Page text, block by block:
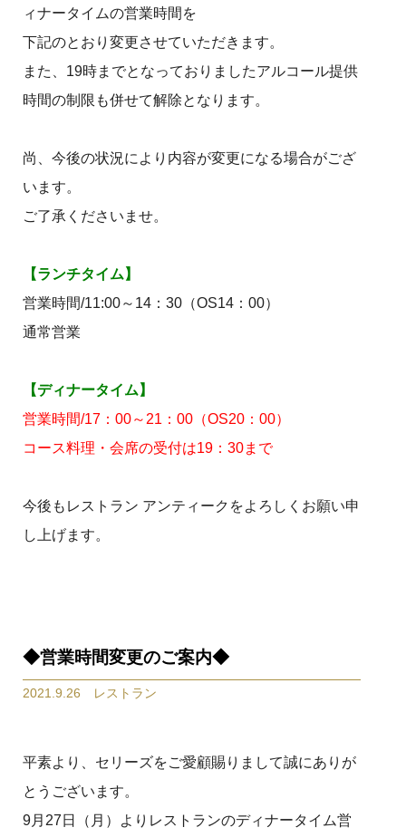
ィナータイムの営業時間を
下記のとおり変更させていただきます。
また、19時までとなっておりましたアルコール提供
時間の制限も併せて解除となります。
尚、今後の状況により内容が変更になる場合がござ
います。
ご了承くださいませ。
【ランチタイム】
営業時間/11:00～14：30（OS14：00）
通常営業
【ディナータイム】
営業時間/17：00～21：00（OS20：00）
コース料理・会席の受付は19：30まで
今後もレストラン アンティークをよろしくお願い申
し上げます。
◆営業時間変更のご案内◆
2021.9.26 レストラン
平素より、セリーズをご愛顧賜りまして誠にありが
とうございます。
9月27日（月）よりレストランのディナータイム営